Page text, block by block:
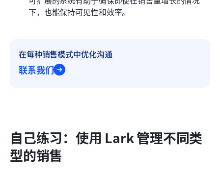
下，也能保持可见性和效率。
在每种销售模式中优化沟通
联系我们
自己练习：使用 Lark 管理不同类
型的销售